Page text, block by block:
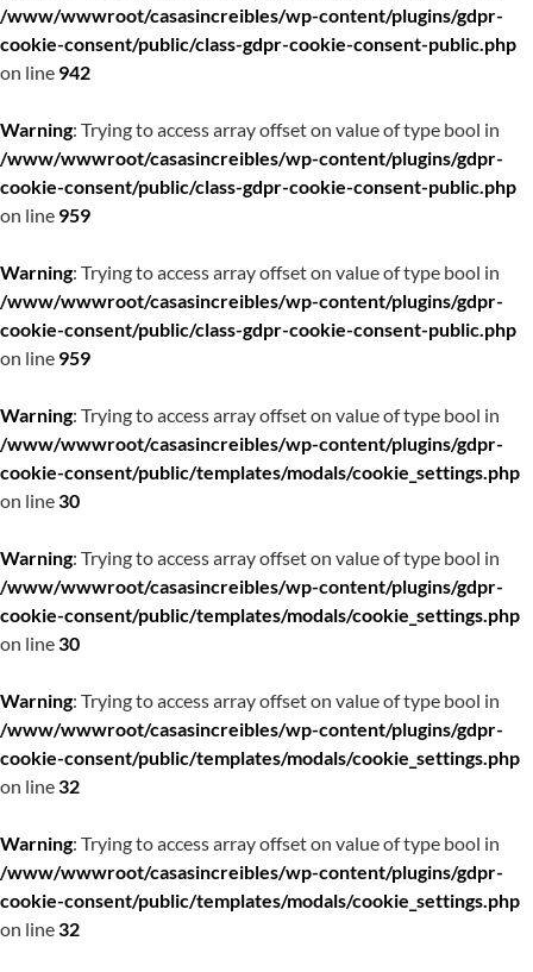
/www/wwwroot/casasincreibles/wp-content/plugins/gdpr-
cookie-consent/public/class-gdpr-cookie-consent-public.php
on line 942
Warning: Trying to access array offset on value of type bool in
/www/wwwroot/casasincreibles/wp-content/plugins/gdpr-
cookie-consent/public/class-gdpr-cookie-consent-public.php
on line 959
Warning: Trying to access array offset on value of type bool in
/www/wwwroot/casasincreibles/wp-content/plugins/gdpr-
cookie-consent/public/class-gdpr-cookie-consent-public.php
on line 959
Warning: Trying to access array offset on value of type bool in
/www/wwwroot/casasincreibles/wp-content/plugins/gdpr-
cookie-consent/public/templates/modals/cookie_settings.php
on line30
Warning: Trying to access array offset on value of type bool in
/www/wwwroot/casasincreibles/wp-content/plugins/gdpr-
cookie-consent/public/templates/modals/cookie_settings.php
on line30
Warning: Trying to access array offset on value of type bool in
/www/wwwroot/casasincreibles/wp-content/plugins/gdpr-
cookie-consent/public/templates/modals/cookie_settings.php
on line32
Warning: Trying to access array offset on value of type bool in
/www/wwwroot/casasincreibles/wp-content/plugins/gdpr-
cookie-consent/public/templates/modals/cookie_settings.php
on line32